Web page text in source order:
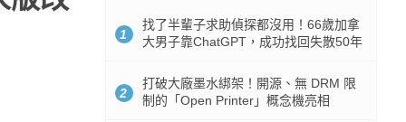
1
找了半輩子求助偵探都沒用！66歲加拿
大男子靠ChatGPT，成功找回失散50年
2
打破大廠墨水綁架！開源、無 DRM 限
制的「Open Printer」概念機亮相